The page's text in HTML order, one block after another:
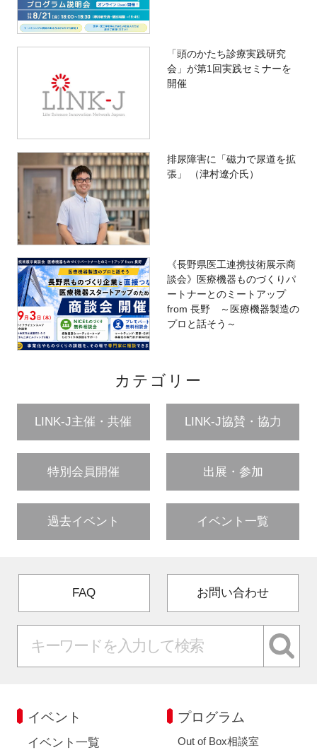
「頭のかたち診療実践研究
会」が第1回実践セミナーを
開催
排尿障害に「磁力で尿道を拡
張」 （津村遼介氏）
《長野県医工連携技術展示商
談会》医療機器ものづくりパ
ートナーとのミートアップ
from 長野 ～医療機器製造の
プロと話そう～
カテゴリー
LINK-J主催・共催 LINK-J協賛・協力
特別会員開催 出展・参加
過去イベント イベント一覧
FAQ お問い合わせ
イベント
イベント一覧
プログラム
Out of Box相談室